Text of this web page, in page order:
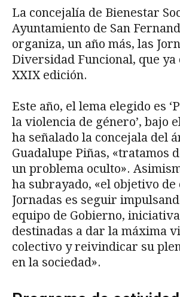
La concejalía de Bienestar
Ayuntamiento de San
organiza, un año más, las
Diversidad Funcional, que ya
XXIX edición.
Este año, el lema elegido es
la violencia de género’, bajo
ha señalado la concejala del
Guadalupe Piñas, «tratamos
un problema oculto».
ha subrayado, «el objetivo de
Jornadas es seguir
equipo de Gobierno,
destinadas a dar la máxima
colectivo y reivindicar su
en la sociedad».